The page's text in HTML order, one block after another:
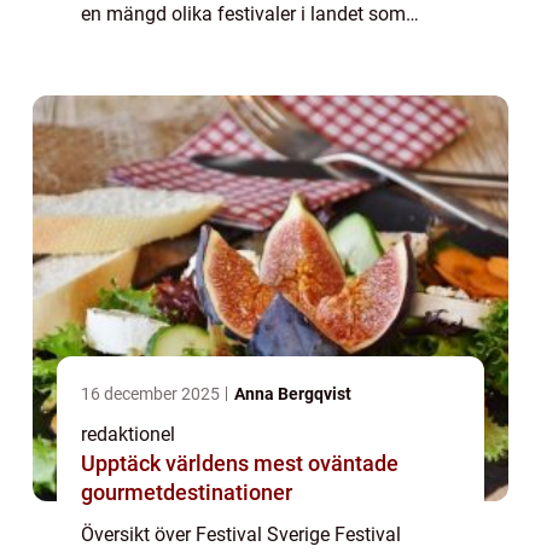
en mängd olika festivaler i landet som
16 december 2025 Anna Bergqvist
redaktionel
Upptäck världens mest oväntade
gourmetdestinationer
Översikt över Festival Sverige Festival